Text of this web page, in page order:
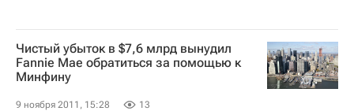
Чистый убыток в $7,6 млрд вынудил
Fannie Mae обратиться за помощью к
Минфину
9 ноября 2011, 15:28 13